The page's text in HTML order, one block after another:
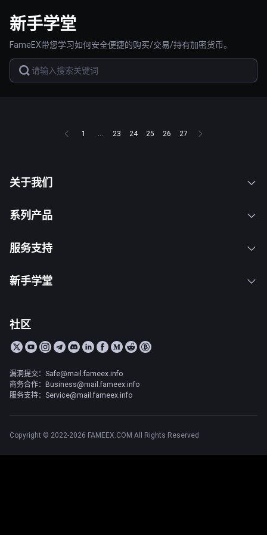
新手学堂
FameEX带您学习如何安全便捷的购买/交易/持有加密货币。
1 ... 23 24 25 26 27
关于我们
系列产品
服务支持
新手学堂
社区
漏洞提交：Safe@mail.fameex.info
商务合作：Business@mail.fameex.info
服务支持：Service@mail.fameex.info
Copyright © 2022-2026 FAMEEX.COM All Rights Reserved